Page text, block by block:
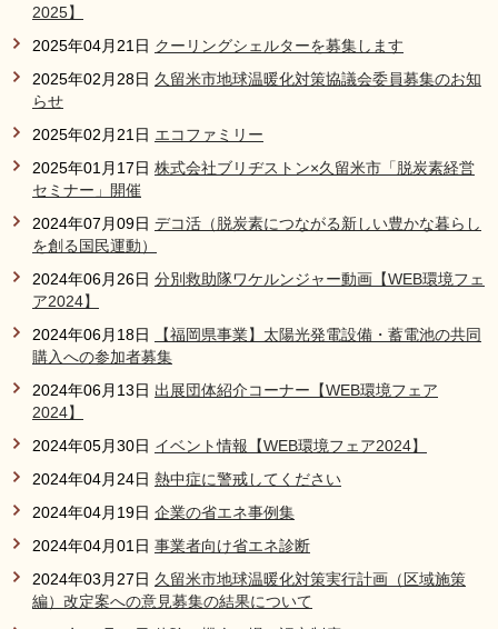
2025】
2025年04月21日 クーリングシェルターを募集します
2025年02月28日 久留米市地球温暖化対策協議会委員募集のお知
らせ
2025年02月21日 エコファミリー
2025年01月17日 株式会社ブリヂストン×久留米市「脱炭素経営
セミナー」開催
2024年07月09日 デコ活（脱炭素につながる新しい豊かな暮らし
を創る国民運動）
2024年06月26日 分別救助隊ワケルンジャー動画【WEB環境フェ
ア2024】
2024年06月18日
【福岡県事業】太陽光発電設備・蓄電池の共同
購入への参加者募集
2024年06月13日 出展団体紹介コーナー【WEB環境フェア
2024】
2024年05月30日 イベント情報【WEB環境フェア2024】
2024年04月24日 熱中症に警戒してください
2024年04月19日 企業の省エネ事例集
2024年04月01日 事業者向け省エネ診断
2024年03月27日 久留米市地球温暖化対策実行計画（区域施策
編）改定案への意見募集の結果について